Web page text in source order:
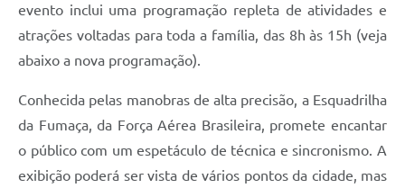
evento inclui uma programação repleta de atividades e
atrações voltadas para toda a família, das 8h às 15h (veja
abaixo a nova programação).
Conhecida pelas manobras de alta precisão, a Esquadrilha
da Fumaça, da Força Aérea Brasileira, promete encantar
o público com um espetáculo de técnica e sincronismo. A
exibição poderá ser vista de vários pontos da cidade, mas